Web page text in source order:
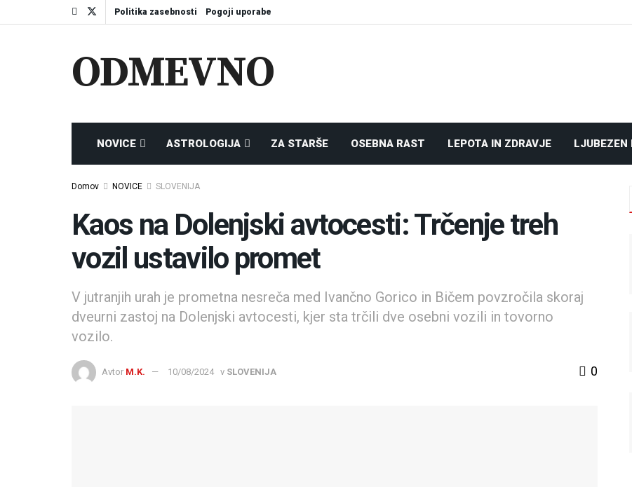
Politika zasebnosti Pogoji uporabe
ODMEVNO
NOVICE ASTROLOGIJA ZA STARŠE OSEBNA RAST LEPOTA IN ZDRAVJE LJUBEZEN
Domov NOVICE SLOVENIJA
Kaos na Dolenjski avtocesti: Trčenje treh
vozil ustavilo promet
V jutranjih urah je prometna nesreča med Ivančno Gorico in Bičem povzročila skoraj
dveurni zastoj na Dolenjski avtocesti, kjer sta trčili dve osebni vozili in tovorno
vozilo.
Avtor M.K. 10/08/2024 v SLOVENIJA 0